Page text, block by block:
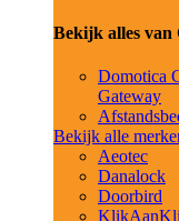
Bekijk alles van
Domotica
Gateway
Bekijk alle
Aeotec
Danalock
Doorbird